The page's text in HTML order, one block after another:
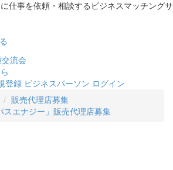
仕事を依頼・相談するビジネスマッチングサ
登録 ビジネスパーソン ログイン
販売代理店募集
スエナジー」販売代理店募集